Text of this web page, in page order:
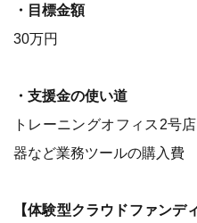
・目標金額
30万円
・支援金の使い道
トレーニングオフィス2号
器など業務ツールの購入費
【体験型クラウドファン